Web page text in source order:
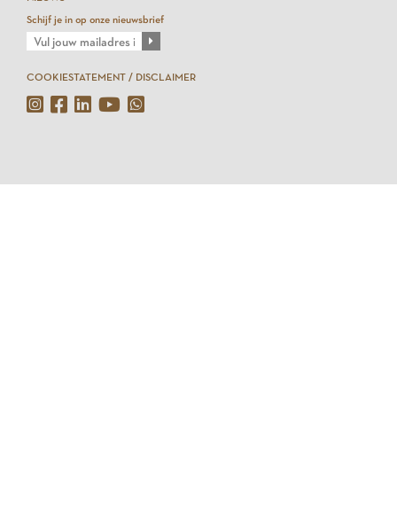
Schijf je in op onze nieuwsbrief
COOKIESTATEMENT / DISCLAIMER